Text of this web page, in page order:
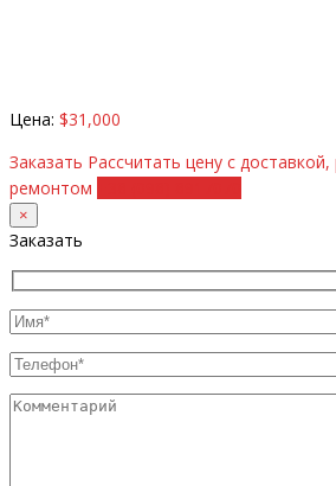
Цена: $31,000
Заказать Рассчитать цену с
ремонтом
×
Заказать